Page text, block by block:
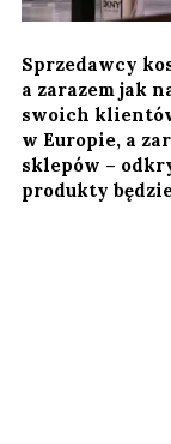
Sprzedawcy
a zarazem jak
swoich
w Europie, a
sklepów –
produkty